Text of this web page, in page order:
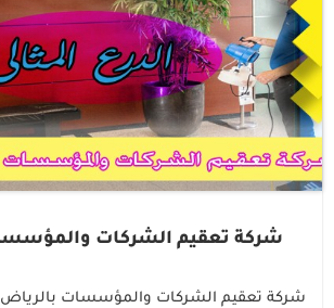
شركة تعقيم الشركات
شركة تعقيم الشركات والمؤسسات بالرياض